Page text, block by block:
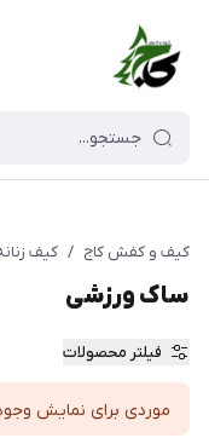
کیف و کفش کاج / کیف
ساک ورزشی
فیلتر محصولات
موردی برای نمایش وجود